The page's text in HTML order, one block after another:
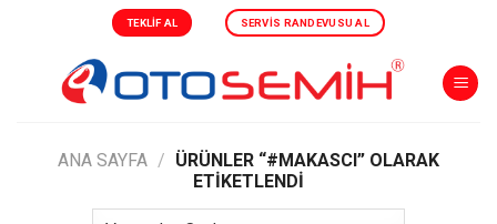
TEKLIF AL SERVIS RANDEVUSU AL
ANA SAYFA / ÜRÜNLER “#MAKASCI” OLARAK
ETIKETLENDI